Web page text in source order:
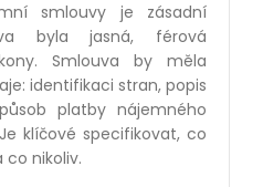
smlouvy je zásadní
byla jasná, férová
Smlouva by měla
identifikaci stran, popis
platby nájemného
klíčové specifikovat, co
nikoliv.